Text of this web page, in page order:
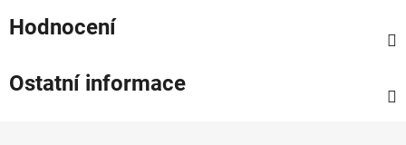
Hodnocení
Ostatní informace